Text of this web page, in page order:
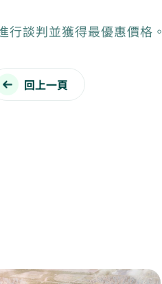
行談判並獲得最優惠價格。
回上一頁